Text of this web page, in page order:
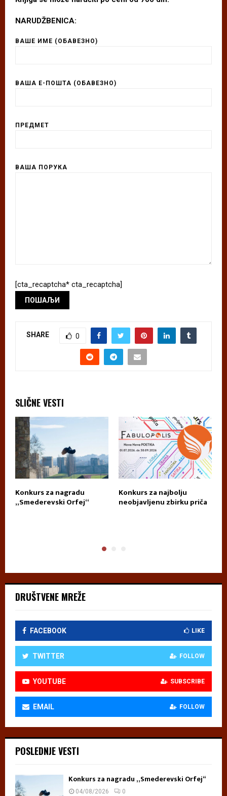
NARUDŽBENICA:
ВАШЕ ИМЕ (ОБАВЕЗНО)
ВАША Е-ПОШТА (ОБАВЕЗНО)
ПРЕДМЕТ
ВАША ПОРУКА
[cta_recaptcha* cta_recaptcha]
SHARE 0
SLIČNE VESTI
Konkurs za nagradu
„Smederevski Orfej“
Konkurs za najbolju
neobjavljenu zbirku priča
DRUŠTVENE MREŽE
FACEBOOK LIKE
TWITTER FOLLOW
YOUTUBE SUBSCRIBE
EMAIL FOLLOW
POSLEDNJE VESTI
Konkurs za nagradu „Smederevski Orfej“
04/08/2026 0